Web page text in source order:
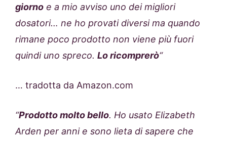
giorno e a mio avviso uno dei migliori
dosatori… ne ho provati diversi ma quando
rimane poco prodotto non viene più fuori
quindi uno spreco. Lo ricomprerò“
… tradotta da Amazon.com
“Prodotto molto bello. Ho usato Elizabeth
Arden per anni e sono lieta di sapere che